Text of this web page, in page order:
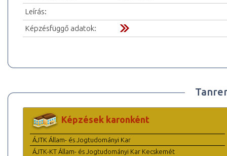
Leírás:
Képzésfüggő adatok:
Képzések karonként
ÁJTK Állam- és Jogtudományi Kar
ÁJTK-KT Állam- és Jogtudományi Kar Kecskemét